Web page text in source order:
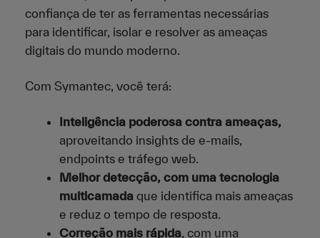
confiança de ter as ferramentas necessárias
para identificar, isolar e resolver as ameaças
digitais do mundo moderno.
Com Symantec, você terá:
Inteligência poderosa contra ameaças,
aproveitando insights de e-mails,
endpoints e tráfego web.
Melhor detecção, com uma tecnologia
multicamada que identifica mais ameaças
e reduz o tempo de resposta.
Correção mais rápida, com uma